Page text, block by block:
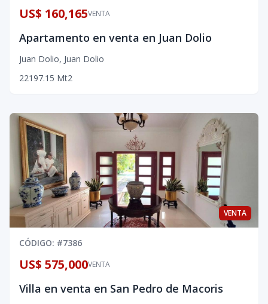
VENTA
US$ 160,165
Apartamento en venta en Juan Dolio
Juan Dolio, Juan Dolio
22197.15 Mt2
VENTA
CÓDIGO: #7386
VENTA
US$ 575,000
Villa en venta en San Pedro de Macoris